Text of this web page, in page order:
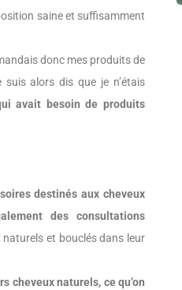
saine et suffisamment
donc mes produits de
alors dis que je n’étais
avait besoin de produits
destinés aux cheveux
des consultations
et bouclés dans leur
cheveux naturels, ce qu’on